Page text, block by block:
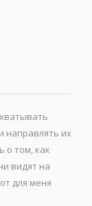
направлять их
о том, как
видят на
для меня